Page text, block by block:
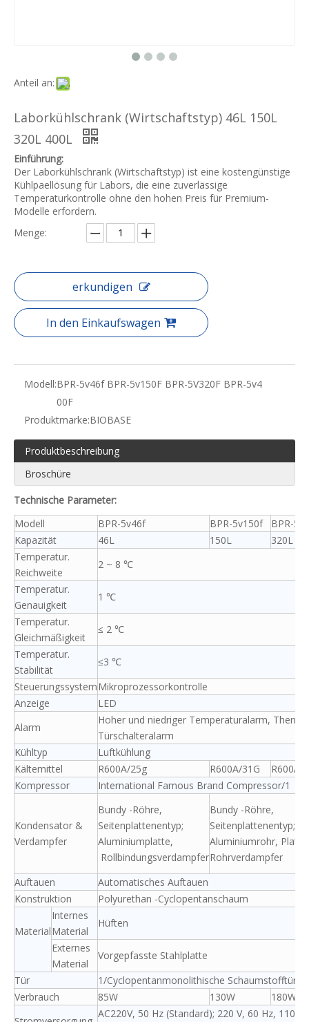
Anteil an:
Laborkühlschrank (Wirtschaftstyp) 46L 150L
320L 400L
Einführung:
Der Laborkühlschrank (Wirtschaftstyp) ist eine kostengünstige
Kühlpaellösung für Labors, die eine zuverlässige
Temperaturkontrolle ohne den hohen Preis für Premium-
Modelle erfordern.
Menge:
erkundigen
In den Einkaufswagen
Modell:BPR-5v46f BPR-5v150F BPR-5V320F BPR-5v4
00F
Produktmarke:BIOBASE
Produktbeschreibung
Broschüre
Technische Parameter:
Modell
BPR-5v46f BPR-5v150f
BPR-
Kapazität
46L 150L
320L
Temperatur.
Reichweite
2 ~ 8 ℃
Temperatur.
Genauigkeit
1 ℃
Temperatur.
Gleichmäßigkeit
≤ 2 ℃
Temperatur.
Stabilität
≤3 ℃
SteuerungssystemMikroprozessorkontrolle
Anzeige
LED
Alarm
Hoher und niedriger Temperaturalarm,
Türschalteralarm
Kühltyp
Luftkühlung
Kältemittel
R600A/25g R600A/31G
R600A/
Kompressor
International Famous Brand Compressor/1
Kondensator &
Verdampfer
Bundy -Röhre,
Seitenplattenentyp;
Aluminiumplatte,
Rollbindungsverdampfer
Bundy -Röhre,
Seitenplattenentyp;
Aluminiumrohr, Platte
Rohrverdampfer
Auftauen
Automatisches Auftauen
Konstruktion
Polyurethan -Cyclopentanschaum
Material
Internes
Material
Hüften
Externes
Material
Vorgepfasste Stahlplatte
Tür
1/Cyclopentanmonolithische Schaumstofftür
Verbrauch
85W 130W
180W
AC220V, 50 Hz (Standard); 220 V, 60 Hz, 110